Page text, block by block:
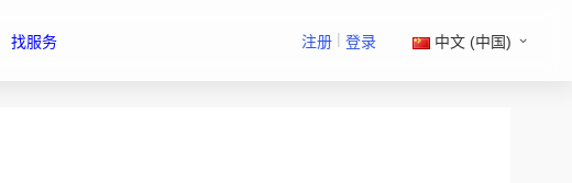
找服务 注册 | 登录 中文 (中国)